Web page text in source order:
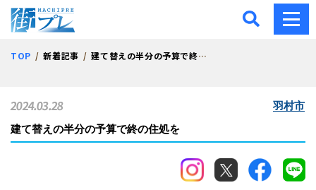
街プレ -東京・西多摩の
TOP 新着記事 建て替えの半分の予算で終の住処を
建て替えの半分の予算で終の住処を
2024.03.28 羽村市